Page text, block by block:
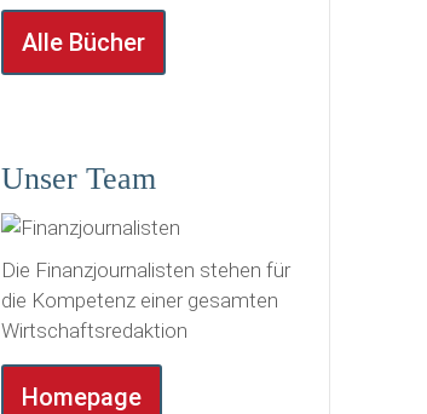
Alle Bücher
Unser Team
Die Finanzjournalisten stehen für
die Kompetenz einer gesamten
Wirtschaftsredaktion
Homepage